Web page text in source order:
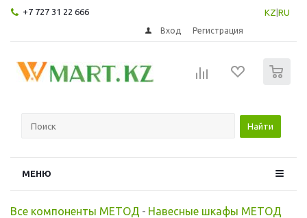
+7 727 31 22 666 KZ RU
Вход Регистрация
Найти
МЕНЮ
Все компоненты МЕТОД - Навесные шкафы МЕТОД